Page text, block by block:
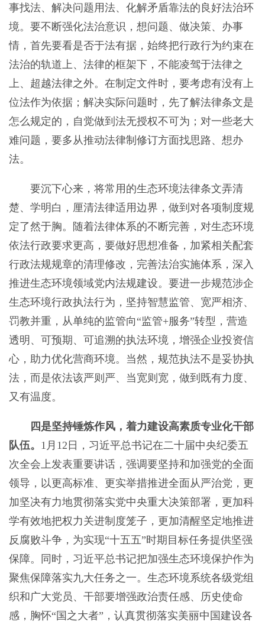
事找法、解决问题用法、化解矛盾靠法的良好法治环
境。要不断强化法治意识，想问题、做决策、办事
情，首先要看是否于法有据，始终把行政行为约束在
法治的轨道上、法律的框架下，不能凌驾于法律之
上、超越法律之外。在制定文件时，要考虑有没有上
位法作为依据；解决实际问题时，先了解法律条文是
怎么规定的，自觉做到法无授权不可为；对一些老大
难问题，要多从推动法律制修订方面找思路、想办
法。
要沉下心来，将常用的生态环境法律条文弄清
楚、学明白，厘清法律适用边界，做到对各项制度规
定了然于胸。随着法律体系的不断完善，对生态环境
依法行政要求更高，要做好思想准备，加紧相关配套
行政法规规章的清理修改，完善法治实施体系，深入
推进生态环境领域党内法规建设。要进一步规范涉企
生态环境行政执法行为，坚持智慧监管、宽严相济、
罚教并重，从单纯的监管向“监管+服务”转型，营造
透明、可预期、可追溯的执法环境，增强企业投资信
心，助力优化营商环境。当然，规范执法不是妥协执
法，而是依法该严则严、当宽则宽，做到既有力度、
又有温度。
四是坚持锤炼作风，着力建设高素质专业化干部
队伍。 1月12日，习近平总书记在二十届中央纪委五
次全会上发表重要讲话，强调要坚持和加强党的全面
领导，以更高标准、更实举措推进全面从严治党，更
加坚决有力地贯彻落实党中央重大决策部署，更加科
学有效地把权力关进制度笼子，更加清醒坚定地推进
反腐败斗争，为实现“十五五”时期目标任务提供坚强
保障。同时，习近平总书记把加强生态环境保护作为
聚焦保障落实九大任务之一。生态环境系统各级党组
织和广大党员、干部要增强政治责任感、历史使命
感，胸怀“国之大者”，认真贯彻落实美丽中国建设各